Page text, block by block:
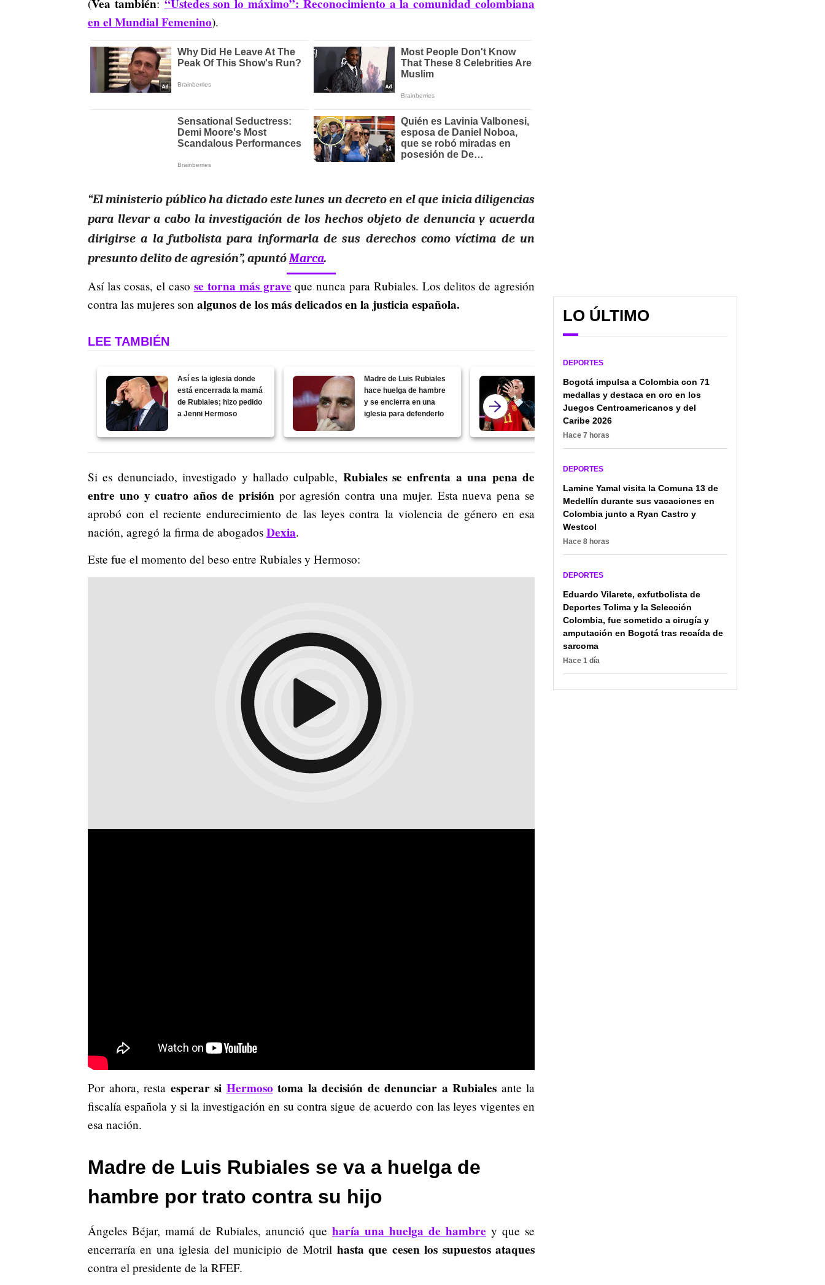
(Vea también: “Ustedes son lo máximo”: Reconocimiento a la comunidad colombiana
en el Mundial Femenino).
“El ministerio público ha dictado este lunes un decreto en el que inicia diligencias
para llevar a cabo la investigación de los hechos objeto de denuncia y acuerda
dirigirse a la futbolista para informarla de sus derechos como víctima de un
presunto delito de agresión”, apuntóMarca.
Así las cosas, el caso se torna más grave que nunca para Rubiales. Los delitos de agresión
contra las mujeres son algunos de los más delicados en la justicia española.
LEE TAMBIÉN
Así es la iglesia donde
está encerrada la mamá
de Rubiales; hizo pedido
a Jenni Hermoso
Madre de Luis Rubiales
hace huelga de hambre
y se encierra en una
iglesia para defenderlo
Experto en leer labios
descubrió qué le dijo
Rubiales a Hermoso
antes de darle el beso
Si es denunciado, investigado y hallado culpable, Rubiales se enfrenta a una pena de
entre uno y cuatro años de prisiónpor agresión contra una mujer. Esta nueva pena se
aprobó con el reciente endurecimiento de las leyes contra la violencia de género en esa
nación, agregó la firma de abogados Dexia.
Este fue el momento del beso entre Rubiales y Hermoso:
Por ahora, resta esperar si Hermoso toma la decisión de denunciar a Rubiales ante la
fiscalía española y si la investigación en su contra sigue de acuerdo con las leyes vigentes en
esa nación.
Madre de Luis Rubiales se va a huelga de
hambre por trato contra su hijo
Ángeles Béjar, mamá de Rubiales, anunció que haría una huelga de hambre y que se
encerraría en una iglesia del municipio de Motril hasta que cesen los supuestos ataques
contra el presidente de la RFEF.
LO ÚLTIMO
DEPORTES
Bogotá impulsa a Colombia con 71
medallas y destaca en oro en los
Juegos Centroamericanos y del
Caribe 2026
Hace 7 horas
DEPORTES
Lamine Yamal visita la Comuna 13 de
Medellín durante sus vacaciones en
Colombia junto a Ryan Castro y
Westcol
Hace 8 horas
DEPORTES
Eduardo Vilarete, exfutbolista de
Deportes Tolima y la Selección
Colombia, fue sometido a cirugía y
amputación en Bogotá tras recaída de
sarcoma
Hace 1 día